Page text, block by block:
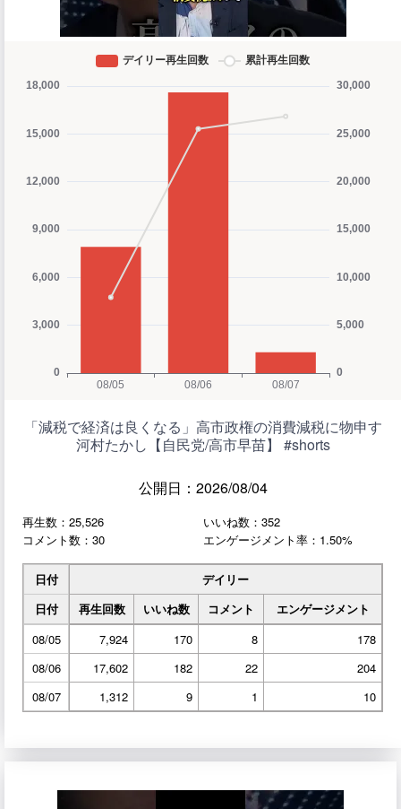
「減税で経済は良くなる」高市政権の消費減税に物申す
河村たかし【自民党/高市早苗】 #shorts
公開日：2026/08/04
再生数：25,526
いいね数：352
コメント数：30
エンゲージメント率：1.50%
日付
デイリー
日付
再生回数 いいね数 コメント
エンゲージメント
08/05
7,924 170 8
178
08/06
17,602 182 22
204
08/07
1,312 9 1 10